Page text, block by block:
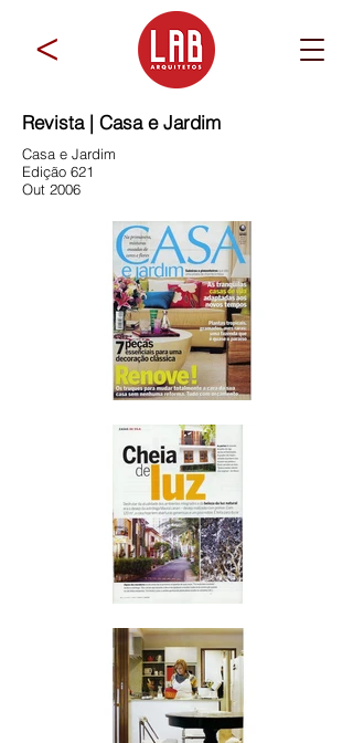
>
Revista | Casa e Jardim
Casa e Jardim
Edição 621
Out 2006